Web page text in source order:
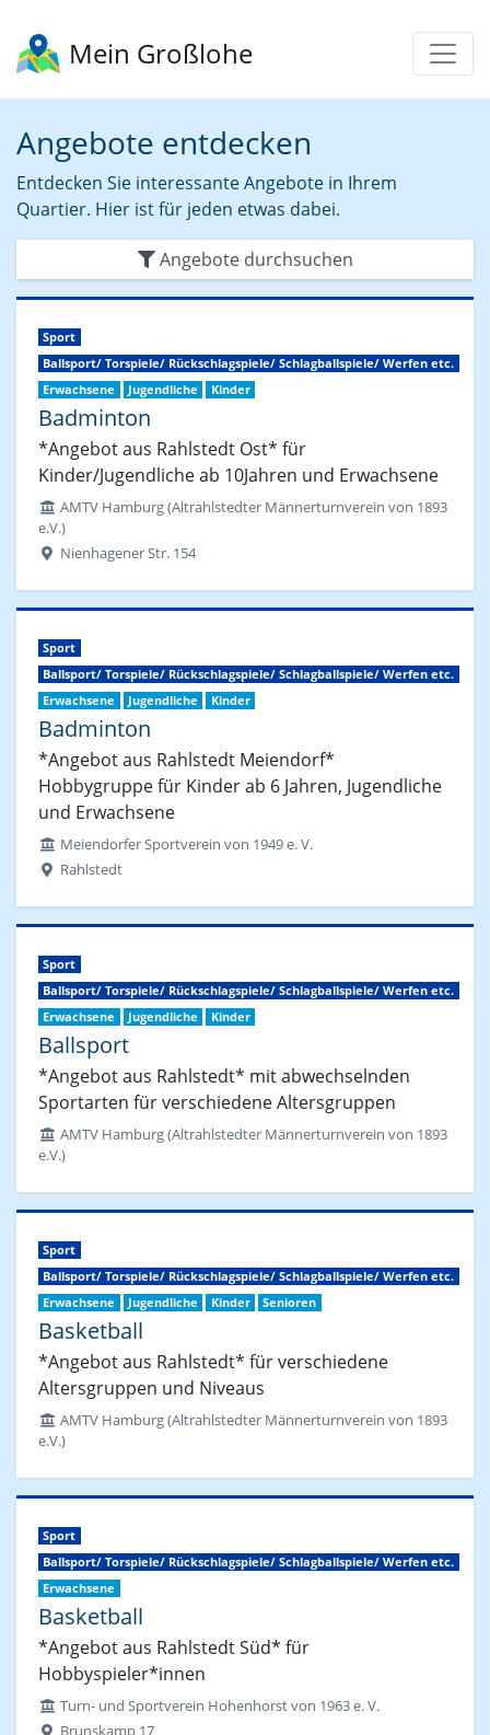
Mein Großlohe
Angebote entdecken
Entdecken Sie interessante Angebote in Ihrem
Quartier. Hier ist für jeden etwas dabei.
Angebote durchsuchen
Sport
Ballsport/ Torspiele/ Rückschlagspiele/ Schlagballspiele/ Werfen etc.
Erwachsene
Jugendliche Kinder
Badminton
*Angebot aus Rahlstedt Ost* für
Kinder/Jugendliche ab 10Jahren und Erwachsene
AMTV Hamburg (Altrahlstedter Männerturnverein von 1893
e.V.)
Nienhagener Str. 154
Sport
Ballsport/ Torspiele/ Rückschlagspiele/ Schlagballspiele/ Werfen etc.
Erwachsene
Jugendliche Kinder
Badminton
*Angebot aus Rahlstedt Meiendorf*
Hobbygruppe für Kinder ab 6 Jahren, Jugendliche
und Erwachsene
Meiendorfer Sportverein von 1949 e. V.
Rahlstedt
Sport
Ballsport/ Torspiele/ Rückschlagspiele/ Schlagballspiele/ Werfen etc.
Erwachsene
Jugendliche Kinder
Ballsport
*Angebot aus Rahlstedt* mit abwechselnden
Sportarten für verschiedene Altersgruppen
AMTV Hamburg (Altrahlstedter Männerturnverein von 1893
e.V.)
Sport
Ballsport/ Torspiele/ Rückschlagspiele/ Schlagballspiele/ Werfen etc.
Erwachsene
Jugendliche Kinder Senioren
Basketball
*Angebot aus Rahlstedt* für verschiedene
Altersgruppen und Niveaus
AMTV Hamburg (Altrahlstedter Männerturnverein von 1893
e.V.)
Sport
Ballsport/ Torspiele/ Rückschlagspiele/ Schlagballspiele/ Werfen etc.
Erwachsene
Basketball
*Angebot aus Rahlstedt Süd* für
Hobbyspieler*innen
Turn- und Sportverein Hohenhorst von 1963 e. V.
Brunskamp 17